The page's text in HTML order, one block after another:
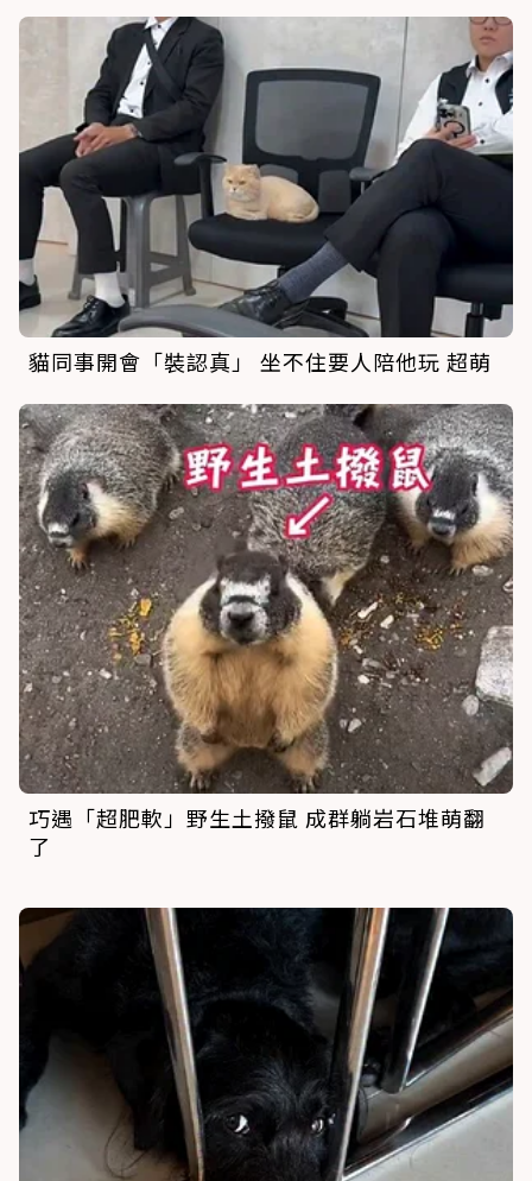
貓同事開會「裝認真」 坐不住要人陪他玩 超萌
巧遇「超肥軟」野生土撥鼠 成群躺岩石堆萌翻
了